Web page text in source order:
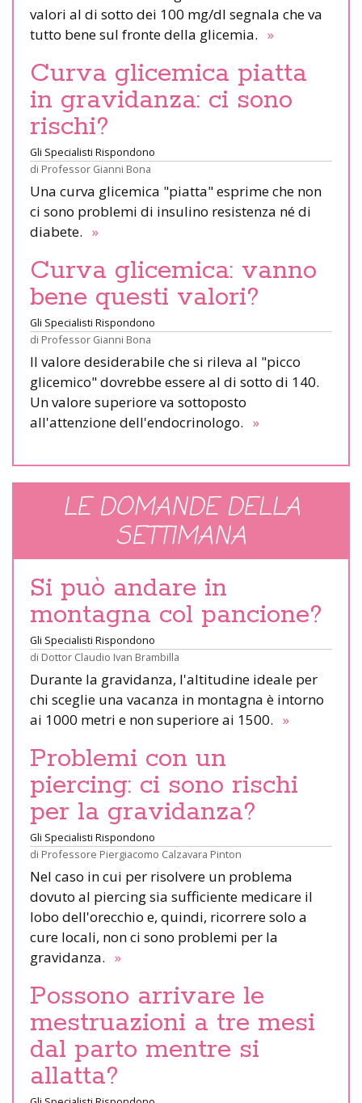
valori al di sotto dei 100 mg/dl segnala che va
tutto bene sul fronte della glicemia. »
Curva glicemica piatta
in gravidanza: ci sono
rischi?
Gli Specialisti Rispondono
di Professor Gianni Bona
Una curva glicemica "piatta" esprime che non
ci sono problemi di insulino resistenza né di
diabete. »
Curva glicemica: vanno
bene questi valori?
Gli Specialisti Rispondono
di Professor Gianni Bona
Il valore desiderabile che si rileva al "picco
glicemico" dovrebbe essere al di sotto di 140.
Un valore superiore va sottoposto
all'attenzione dell'endocrinologo. »
LE DOMANDE DELLA
SETTIMANA
Si può andare in
montagna col pancione?
Gli Specialisti Rispondono
di Dottor Claudio Ivan Brambilla
Durante la gravidanza, l'altitudine ideale per
chi sceglie una vacanza in montagna è intorno
ai 1000 metri e non superiore ai 1500. »
Problemi con un
piercing: ci sono rischi
per la gravidanza?
Gli Specialisti Rispondono
di Professore Piergiacomo Calzavara Pinton
Nel caso in cui per risolvere un problema
dovuto al piercing sia sufficiente medicare il
lobo dell'orecchio e, quindi, ricorrere solo a
cure locali, non ci sono problemi per la
gravidanza. »
Possono arrivare le
mestruazioni a tre mesi
dal parto mentre si
allatta?